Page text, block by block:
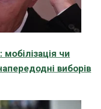
чи
виборів